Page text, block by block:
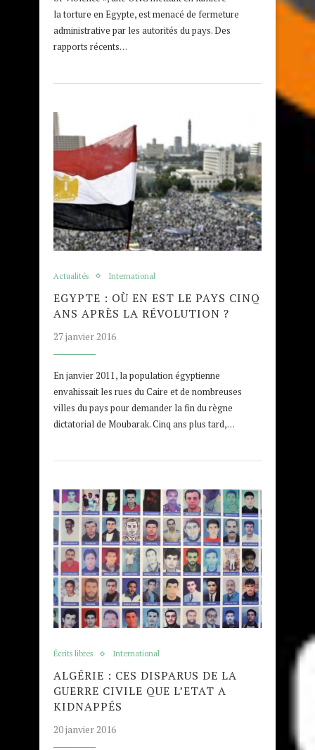
la torture en Egypte, est menacé de fermeture
administrative par les autorités du pays. Des
rapports récents…
Actualités International
EGYPTE : OÙ EN EST LE PAYS CINQ
ANS APRÈS LA RÉVOLUTION ?
27 janvier 2016
En janvier 2011, la population égyptienne
envahissait les rues du Caire et de nombreuses
villes du pays pour demander la fin du règne
dictatorial de Moubarak. Cinq ans plus tard,…
Écrits libres International
ALGÉRIE : CES DISPARUS DE LA
GUERRE CIVILE QUE L’ETAT A
KIDNAPPÉS
20 janvier 2016